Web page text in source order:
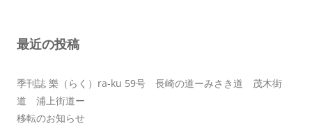
ョ
最近の投稿
季刊誌 樂（らく）ra-ku 59号 長崎の道ーみさき道 茂木街
道 浦上街道ー
移転のお知らせ